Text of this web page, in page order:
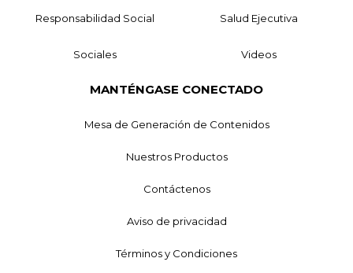
Responsabilidad Social Salud Ejecutiva
Sociales Videos
MANTÉNGASE CONECTADO
Mesa de Generación de Contenidos
Nuestros Productos
Contáctenos
Aviso de privacidad
Términos y Condiciones